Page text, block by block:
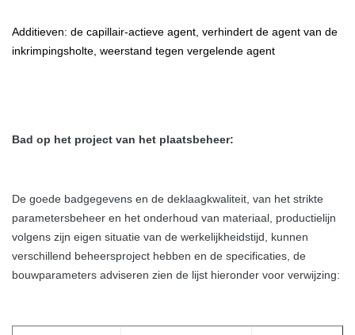
Additieven: de capillair-actieve agent, verhindert de agent van de
inkrimpingsholte, weerstand tegen vergelende agent
Bad op het project van het plaatsbeheer:
De goede badgegevens en de deklaagkwaliteit, van het strikte
parametersbeheer en het onderhoud van materiaal, productielijn
volgens zijn eigen situatie van de werkelijkheidstijd, kunnen
verschillend beheersproject hebben en de specificaties, de
bouwparameters adviseren zien de lijst hieronder voor verwijzing: